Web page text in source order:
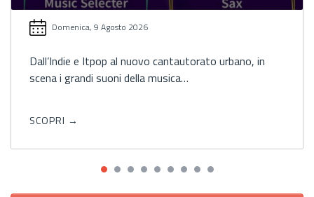
Domenica, 9 Agosto 2026
Dall’Indie e Itpop al nuovo cantautorato urbano, in
scena i grandi suoni della musica…
SCOPRI →